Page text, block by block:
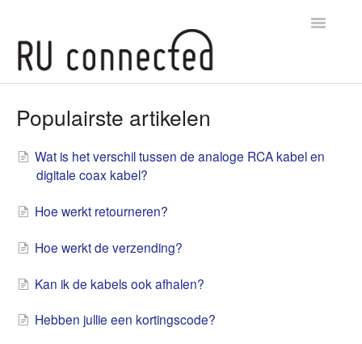
Toggle
Populairste artikelen
Wat is het verschil tussen de analoge RCA kabel en
digitale coax kabel?
Hoe werkt retourneren?
Hoe werkt de verzending?
Kan ik de kabels ook afhalen?
Hebben jullie een kortingscode?